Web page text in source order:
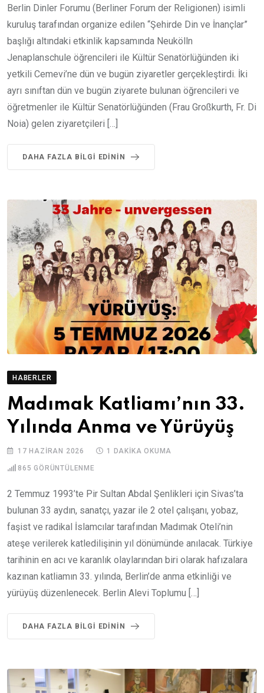
Berlin Dinler Forumu (Berliner Forum der Religionen) isimli
kuruluş tarafından organize edilen “Şehirde Din ve İnançlar”
başlığı altındaki etkinlik kapsamında Neukölln
Jenaplanschule öğrencileri ile Kültür Senatörlüğünden iki
yetkili Cemevi’ne dün ve bugün ziyaretler gerçekleştirdi. İki
ayrı sınıftan dün ve bugün ziyarete bulunan öğrencileri ve
öğretmenler ile Kültür Senatörlüğünden (Frau Großkurth, Fr. Di
Noia) gelen ziyaretçileri […]
DAHA FAZLA BILGI EDININ
HABERLER
Madımak Katliamı’nın 33.
Yılında Anma ve Yürüyüş
17 HAZIRAN 2026 1 DAKIKA OKUMA
865 GÖRÜNTÜLENME
2 Temmuz 1993’te Pir Sultan Abdal Şenlikleri için Sivas’ta
bulunan 33 aydın, sanatçı, yazar ile 2 otel çalışanı, yobaz,
faşist ve radikal İslamcılar tarafından Madımak Oteli’nin
ateşe verilerek katledilişinin yıl dönümünde anılacak. Türkiye
tarihinin en acı ve karanlık olaylarından biri olarak hafızalara
kazınan katliamın 33. yılında, Berlin’de anma etkinliği ve
yürüyüş düzenlenecek. Berlin Alevi Toplumu […]
DAHA FAZLA BILGI EDININ